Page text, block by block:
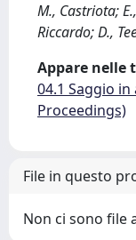
M., Castriota;
Riccardo; D.,
Appare nelle
04.1 Saggio
Proceedings)
File in questo
Non ci sono file